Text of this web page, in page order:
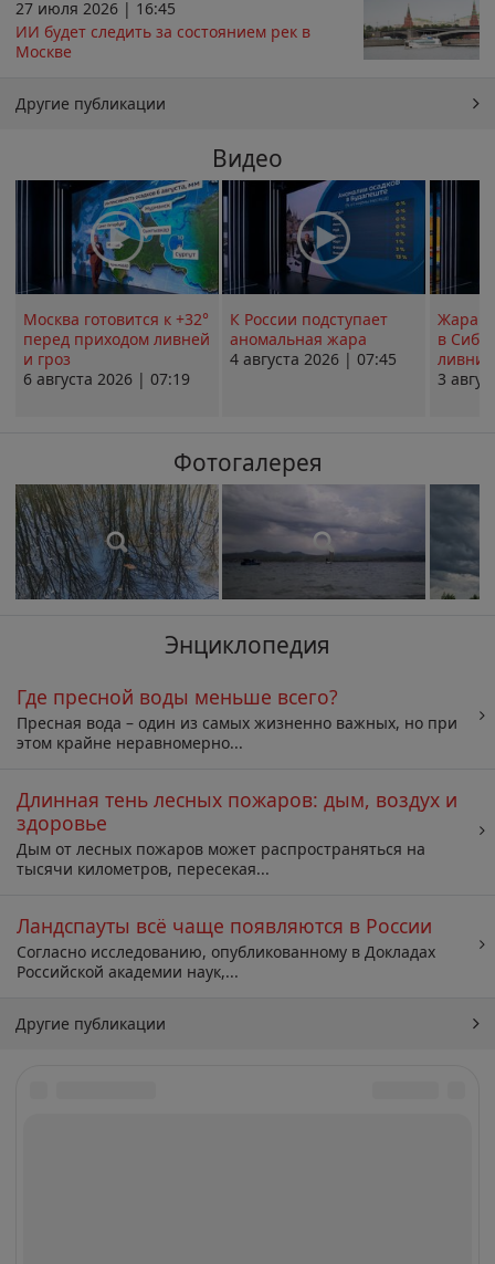
27 июля 2026 | 16:45
ИИ будет следить за состоянием рек в
Москве
Другие публикации
Видео
Москва готовится к +32°
перед приходом ливней
и гроз
6 августа 2026 | 07:19
К России подступает
аномальная жара
4 августа 2026 | 07:45
Жара в
в
ливни
3
Фотогалерея
Энциклопедия
Где пресной воды меньше всего?
Пресная вода – один из самых жизненно важных, но при
этом крайне неравномерно...
Длинная тень лесных пожаров: дым, воздух и
здоровье
Дым от лесных пожаров может распространяться на
тысячи километров, пересекая...
Ландспауты всё чаще появляются в России
Согласно исследованию, опубликованному в Докладах
Российской академии наук,...
Другие публикации